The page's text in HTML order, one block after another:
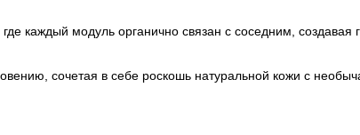
каждый модуль органично связан с соседним, создавая
сочетая в себе роскошь натуральной кожи с